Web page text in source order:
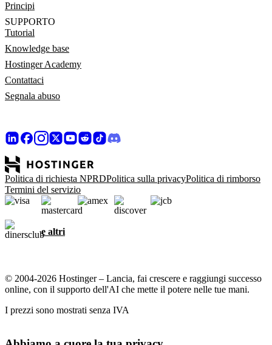
Principi
SUPPORTO
Tutorial
Knowledge base
Hostinger Academy
Contattaci
Segnala abuso
Politica di richiesta NPRDPolitica sulla privacyPolitica di rimborso
Termini del servizio
e altri
© 2004-2026 Hostinger – Lancia, fai crescere e raggiungi successo
online, con il supporto dell'AI che mette il potere nelle tue mani.
I prezzi sono mostrati senza IVA